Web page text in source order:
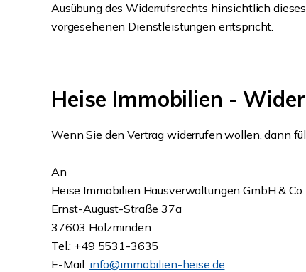
Ausübung des Widerrufsrechts hinsichtlich
vorgesehenen Dienstleistungen entspricht.
Heise Immobilien -
Wenn Sie den Vertrag widerrufen wollen, dann
An
Heise Immobilien Hausverwaltungen GmbH & Co.
Ernst-August-Straße 37a
37603 Holzminden
Tel.: +49 5531-3635
E-Mail: info@immobilien-heise.de